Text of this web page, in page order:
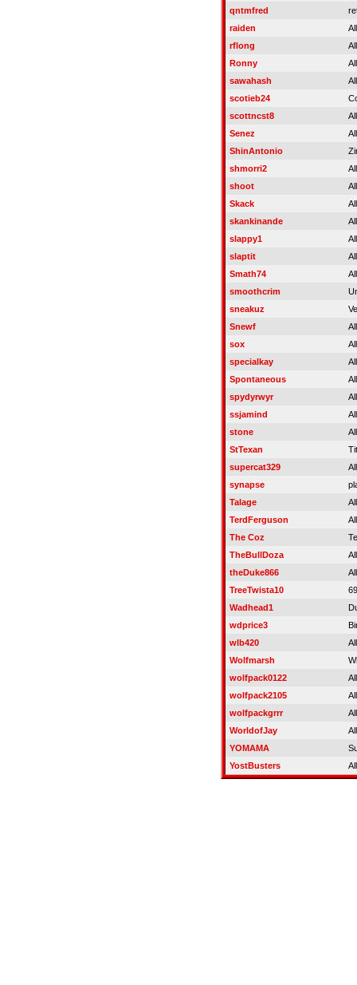
qntmfred
raiden
rflong
Ronny
sawahash
scotieb24
scottncst8
Senez
ShinAntonio
shmorri2
shoot
Skack
skankinande
slappy1
slaptit
Smath74
smoothcrim
sneakuz
Snewf
sox
specialkay
Spontaneous
spydyrwyr
ssjamind
stone
StTexan
supercat329
synapse
Talage
TerdFerguson
The Coz
TheBullDoza
theDuke866
TreeTwista10
Wadhead1
wdprice3
wlb420
Wolfmarsh
wolfpack0122
wolfpack2105
wolfpackgrrr
WorldofJay
YOMAMA
YostBusters